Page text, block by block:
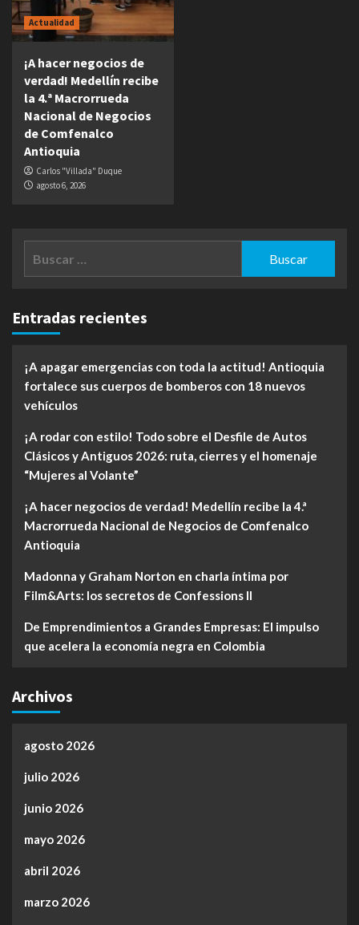
Actualidad
¡A hacer negocios de
verdad! Medellín recibe
la 4.ª Macrorrueda
Nacional de Negocios
de Comfenalco
Antioquia
Carlos "Villada" Duque
agosto 6, 2026
Entradas recientes
¡A apagar emergencias con toda la actitud! Antioquia
fortalece sus cuerpos de bomberos con 18 nuevos
vehículos
¡A rodar con estilo! Todo sobre el Desfile de Autos
Clásicos y Antiguos 2026: ruta, cierres y el homenaje
“Mujeres al Volante”
¡A hacer negocios de verdad! Medellín recibe la 4.ª
Macrorrueda Nacional de Negocios de Comfenalco
Antioquia
Madonna y Graham Norton en charla íntima por
Film&Arts: los secretos de Confessions II
De Emprendimientos a Grandes Empresas: El impulso
que acelera la economía negra en Colombia
Archivos
agosto 2026
julio 2026
junio 2026
mayo 2026
abril 2026
marzo 2026